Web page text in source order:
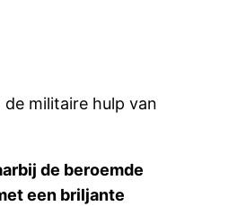
militaire hulp van
de beroemde
een briljante